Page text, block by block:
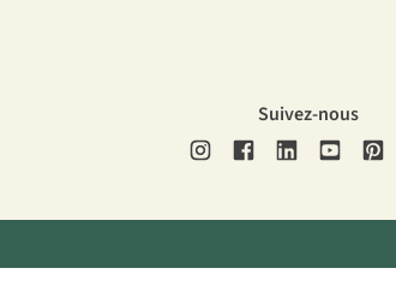
Suivez-nous